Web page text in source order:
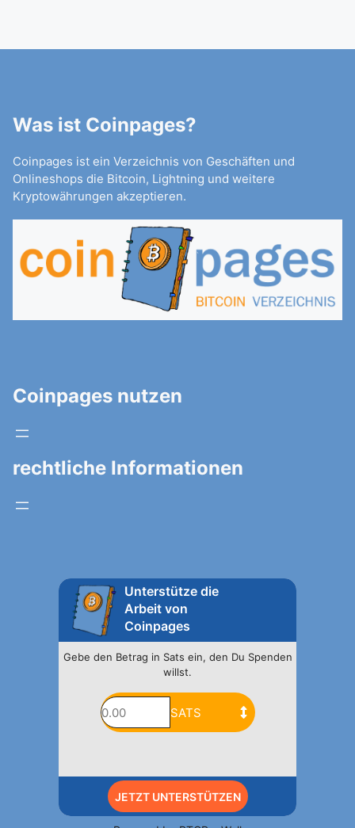
Was ist Coinpages?
Coinpages ist ein Verzeichnis von Geschäften und
Onlineshops die Bitcoin, Lightning und weitere
Kryptowährungen akzeptieren.
Coinpages nutzen
rechtliche Informationen
Unterstütze die
Arbeit von
Coinpages
Gebe den Betrag in Sats ein, den Du Spenden
willst.
JETZT UNTERSTÜTZEN